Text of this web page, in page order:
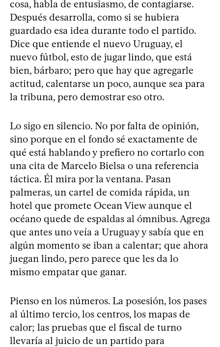
cosa, habla de entusiasmo, de contagiarse.
Después desarrolla, como si se hubiera
guardado esa idea durante todo el partido.
Dice que entiende el nuevo Uruguay, el
nuevo fútbol, esto de jugar lindo, que está
bien, bárbaro; pero que hay que agregarle
actitud, calentarse un poco, aunque sea para
la tribuna, pero demostrar eso otro.
Lo sigo en silencio. No por falta de opinión,
sino porque en el fondo sé exactamente de
qué está hablando y prefiero no cortarlo con
una cita de Marcelo Bielsa o una referencia
táctica. Él mira por la ventana. Pasan
palmeras, un cartel de comida rápida, un
hotel que promete Ocean View aunque el
océano quede de espaldas al ómnibus. Agrega
que antes uno veía a Uruguay y sabía que en
algún momento se iban a calentar; que ahora
juegan lindo, pero parece que les da lo
mismo empatar que ganar.
Pienso en los números. La posesión, los pases
al último tercio, los centros, los mapas de
calor; las pruebas que el fiscal de turno
llevaría al juicio de un partido para